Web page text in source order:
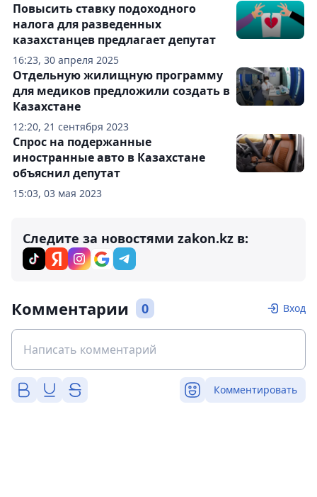
16:23, 30 апреля 2025
Повысить ставку подоходного
налога для разведенных
казахстанцев предлагает депутат
12:20, 21 сентября 2023
Отдельную жилищную программу
для медиков предложили создать в
Казахстане
15:03, 03 мая 2023
Спрос на подержанные
иностранные авто в Казахстане
объяснил депутат
Следите за новостями zakon.kz в:
Комментарии 0 Вход
Комментировать